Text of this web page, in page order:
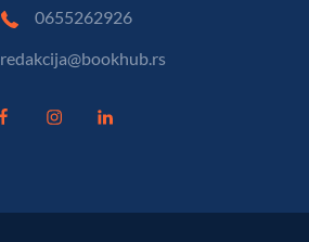
0655262926
redakcija@bookhub.rs